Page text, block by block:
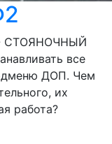
СТОЯНОЧНЫЙ
все
ДОП. Чем
их
работа?